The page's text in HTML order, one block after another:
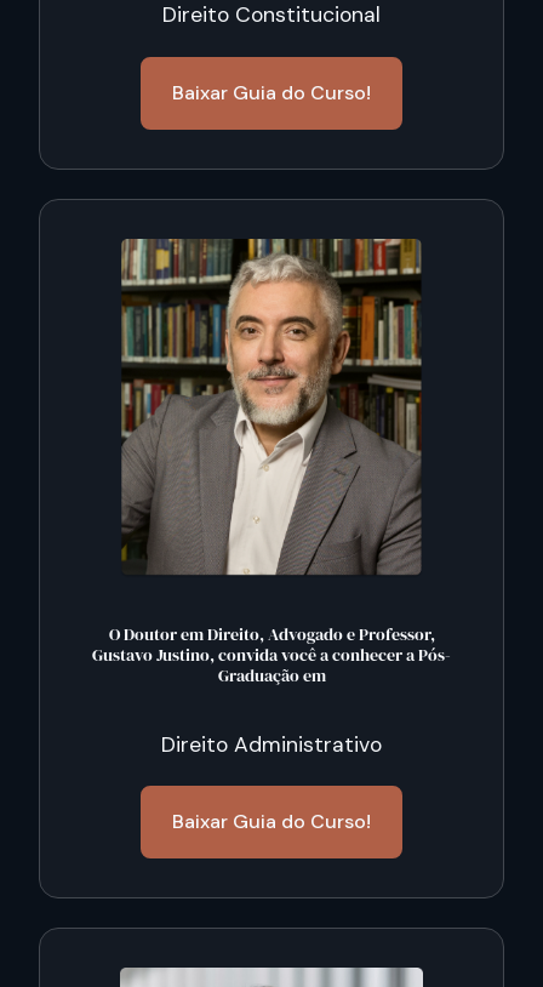
Direito Constitucional
Baixar Guia do Curso!
O Doutor em Direito, Advogado e Professor,
Gustavo Justino, convida você a conhecer a Pós-
Graduação em
Direito Administrativo
Baixar Guia do Curso!